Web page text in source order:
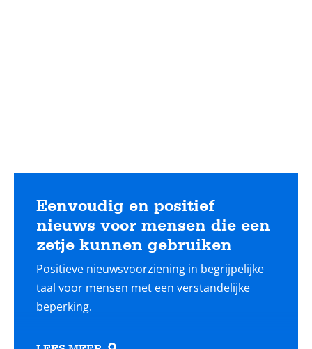
Eenvoudig en positief
nieuws voor mensen die een
zetje kunnen gebruiken
Positieve nieuwsvoorziening in begrijpelijke
taal voor mensen met een verstandelijke
beperking.